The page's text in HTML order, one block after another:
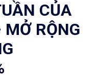
CỦA
RỘNG